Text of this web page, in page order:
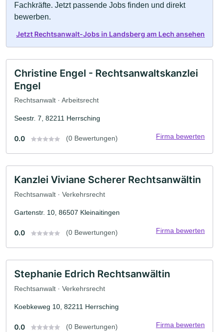
Fachkräfte. Jetzt passende Jobs finden und direkt
bewerben.
Jetzt Rechtsanwalt-Jobs in Landsberg am Lech ansehen
Christine Engel - Rechtsanwaltskanzlei
Engel
Rechtsanwalt · Arbeitsrecht
Seestr. 7, 82211 Herrsching
0.0 (0 Bewertungen) Firma bewerten
Kanzlei Viviane Scherer Rechtsanwältin
Rechtsanwalt · Verkehrsrecht
Gartenstr. 10, 86507 Kleinaitingen
0.0 (0 Bewertungen) Firma bewerten
Stephanie Edrich Rechtsanwältin
Rechtsanwalt · Verkehrsrecht
Koebkeweg 10, 82211 Herrsching
0.0 (0 Bewertungen) Firma bewerten